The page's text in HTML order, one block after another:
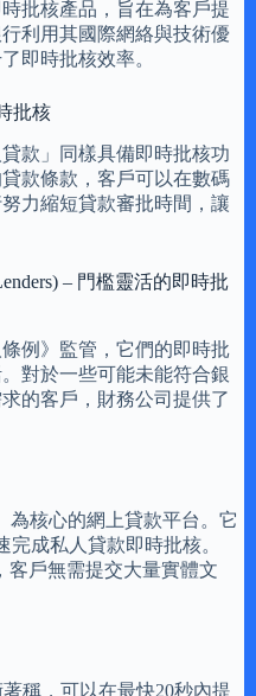
批核產品，旨在為客戶提
利用其國際網絡與技術優
即時批核效率。
批核
款」同樣具備即時批核功
款條款，客戶可以在數碼
力縮短貸款審批時間，讓
– 門檻靈活的即時批
例》監管，它們的即時批
對於一些可能未能符合銀
的客戶，財務公司提供了
為核心的網上貸款平台。它
成私人貸款即時批核。
客戶無需提交大量實體文
稱，可以在最快20秒內提